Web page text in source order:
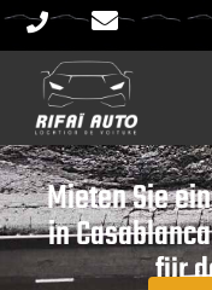
Mieten Sie
in
für